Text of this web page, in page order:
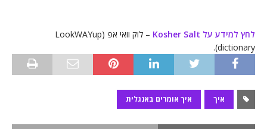
לחץ למידע על Kosher Salt
– לוק וואי אפ (LookWAYup
dictionary).
איך איך אומרים באנגלית